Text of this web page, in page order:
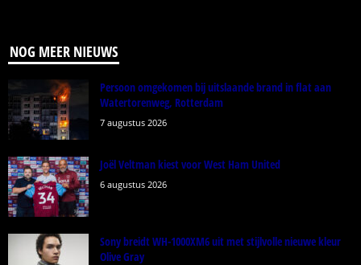
NOG MEER NIEUWS
Persoon omgekomen bij uitslaande brand in flat aan
Watertorenweg, Rotterdam
7 augustus 2026
Joël Veltman kiest voor West Ham United
6 augustus 2026
Sony breidt WH-1000XM6 uit met stijlvolle nieuwe kleur
Olive Gray